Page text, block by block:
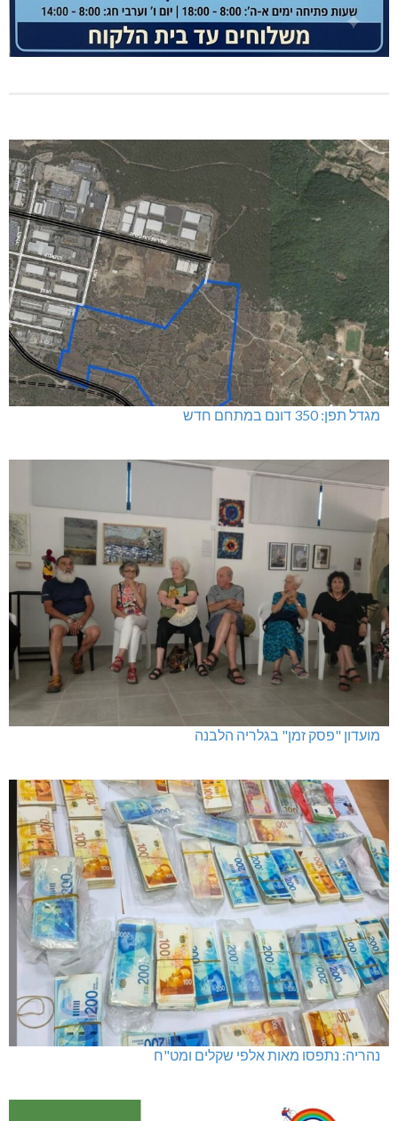
מגדל תפן: 350 דונם במתחם חדש
מועדון "פסק זמן" בגלריה הלבנה
נהריה: נתפסו מאות אלפי שקלים ומט"ח